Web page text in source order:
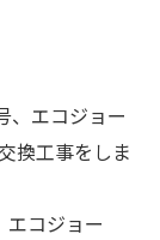
、エコジョー
換工事をしま
エコジョー